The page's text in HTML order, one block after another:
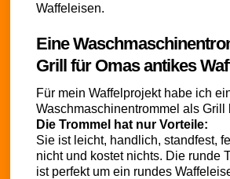
Waffeleisen.
Eine
Grill für Omas antikes
Für mein Waffelprojekt habe ich
Waschmaschinentrommel als Grill
Die Trommel hat nur Vorteile:
Sie ist leicht, handlich, standfest,
nicht und kostet nichts. Die runde
ist perfekt um ein rundes